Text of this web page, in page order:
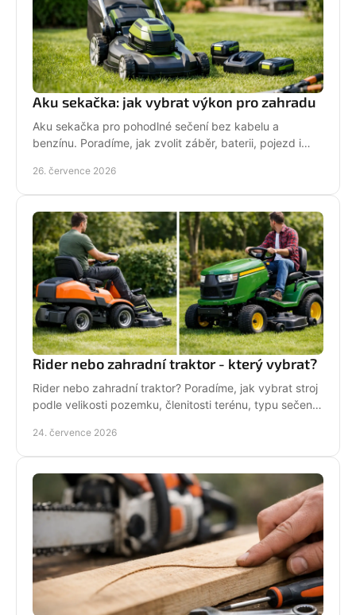
Aku sekačka: jak vybrat výkon pro zahradu
Aku sekačka pro pohodlné sečení bez kabelu a
benzínu. Poradíme, jak zvolit záběr, baterii, pojezd i
26. července 2026
Rider nebo zahradní traktor - který vybrat?
Rider nebo zahradní traktor? Poradíme, jak vybrat stroj
podle velikosti pozemku, členitosti terénu, typu sečení
24. července 2026